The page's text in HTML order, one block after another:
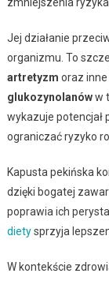
Jej działanie
organizmu. To
artretyzm oraz
glukozynolanóww
wykazuje potencjał
ograniczać ryzyko
Kapusta pekińska
dzięki bogatej
poprawia ich
dietysprzyja
W kontekście